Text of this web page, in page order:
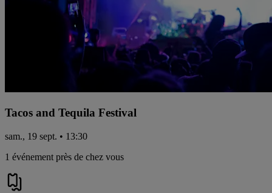
Tacos and Tequila Festival
sam., 19 sept. • 13:30
1 événement près de chez vous